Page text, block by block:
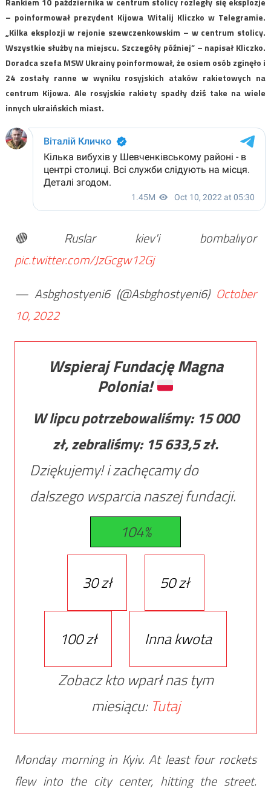
– poinformował prezydent Kijowa Witalij Kliczko w Telegramie.
„Kilka eksplozji w rejonie szewczenkowskim – w centrum stolicy.
Wszystkie służby na miejscu. Szczegóły później” – napisał Kliczko.
Doradca szefa MSW Ukrainy poinformował, że osiem osób zginęło i
24 zostały ranne w wyniku rosyjskich ataków rakietowych na
centrum Kijowa. Ale rosyjskie rakiety spadły dziś take na wiele
innych ukraińskich miast.
🔴Ruslar kiev'i bombalıyor
pic.twitter.com/JzGcgw12Gj
— Asbghostyeni6 (@Asbghostyeni6) October
10, 2022
Wspieraj Fundację Magna
Polonia!
W lipcu potrzebowaliśmy: 15 000
zł, zebraliśmy: 15 633,5zł.
Dziękujemy! i zachęcamy do
dalszego wsparcia naszej fundacji.
104%
30 zł 50 zł
100 zł
Inna kwota
Zobacz kto wparł nas tym
miesiącu: Tutaj
Monday morning in Kyiv. At least four rockets
flew into the city center, hitting the street.